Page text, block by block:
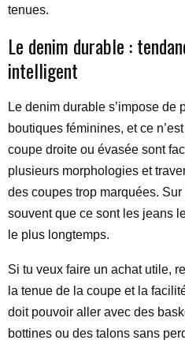
tenues.
Le denim durable :
intelligent
Le denim durable s’impose de
boutiques féminines, et ce
coupe droite ou évasée sont
plusieurs morphologies et
des coupes trop marquées.
souvent que ce sont les jeans
le plus longtemps.
Si tu veux faire un achat utile,
la tenue de la coupe et la
doit pouvoir aller avec des
bottines ou des talons sans